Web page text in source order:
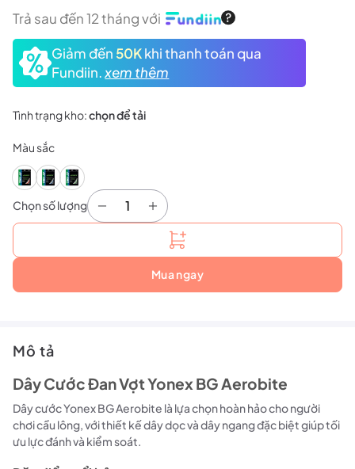
Trả sau đến 12 tháng với
Giảm đến 50Kkhi thanh toán qua
Fundiin.xem thêm
Tình trạng kho:chọn để tải
Màu sắc
Chọn số lượng
Dây Cước Đan Vợt Yonex BG Aerobite Trắng Đỏ
Mua ngay
Mô tả
Dây Cước Đan Vợt Yonex BG Aerobite
Dây cước Yonex BG Aerobite là lựa chọn hoàn hảo cho người
chơi cầu lông, với thiết kế dây dọc và dây ngang đặc biệt giúp tối
ưu lực đánh và kiểm soát.